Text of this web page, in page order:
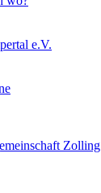
e.V.
Zolling